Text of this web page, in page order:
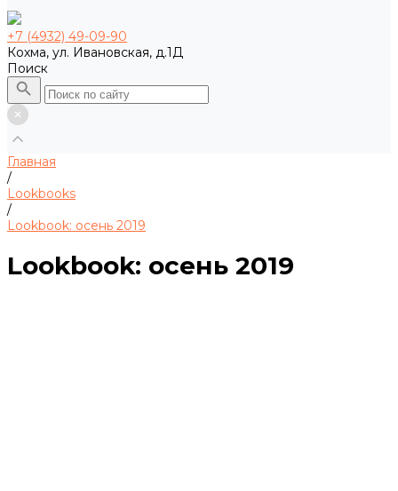
+7 (4932) 49-09-90
Кохма, ул. Ивановская, д.1Д
Поиск
Главная
/
Lookbooks
/
Lookbook: осень 2019
Lookbook: осень 2019